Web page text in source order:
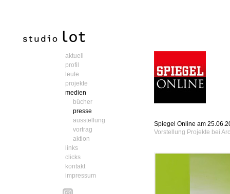
aktuell
profil
leute
projekte
medien
bücher
presse
ausstellung
vortrag
aktion
links
clicks
kontakt
impressum
Spiegel Online am
Vorstellung Projekte bei